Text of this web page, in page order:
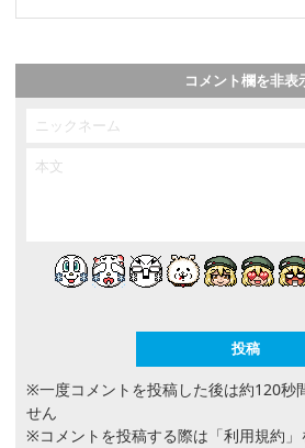
コメント欄を非表
※一度コメントを投稿した後は約120秒
せん
※コメントを投稿する際は 「利用規約」